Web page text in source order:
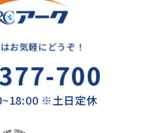
お気軽にどうぞ！
700
※土日定休